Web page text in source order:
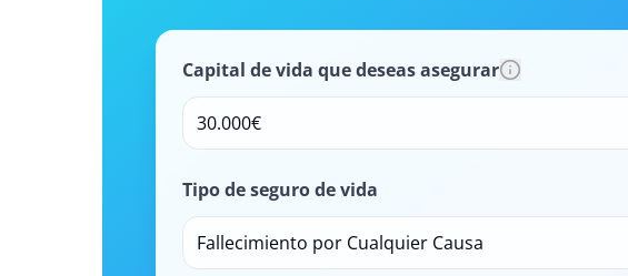
Capital de vida que deseas asegurar
30.000€
Tipo de seguro de vida
Fallecimiento por Cualquier Causa